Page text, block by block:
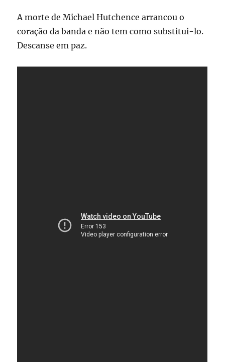
A morte de Michael Hutchence arrancou o
coração da banda e não tem como substitui-lo.
Descanse em paz.